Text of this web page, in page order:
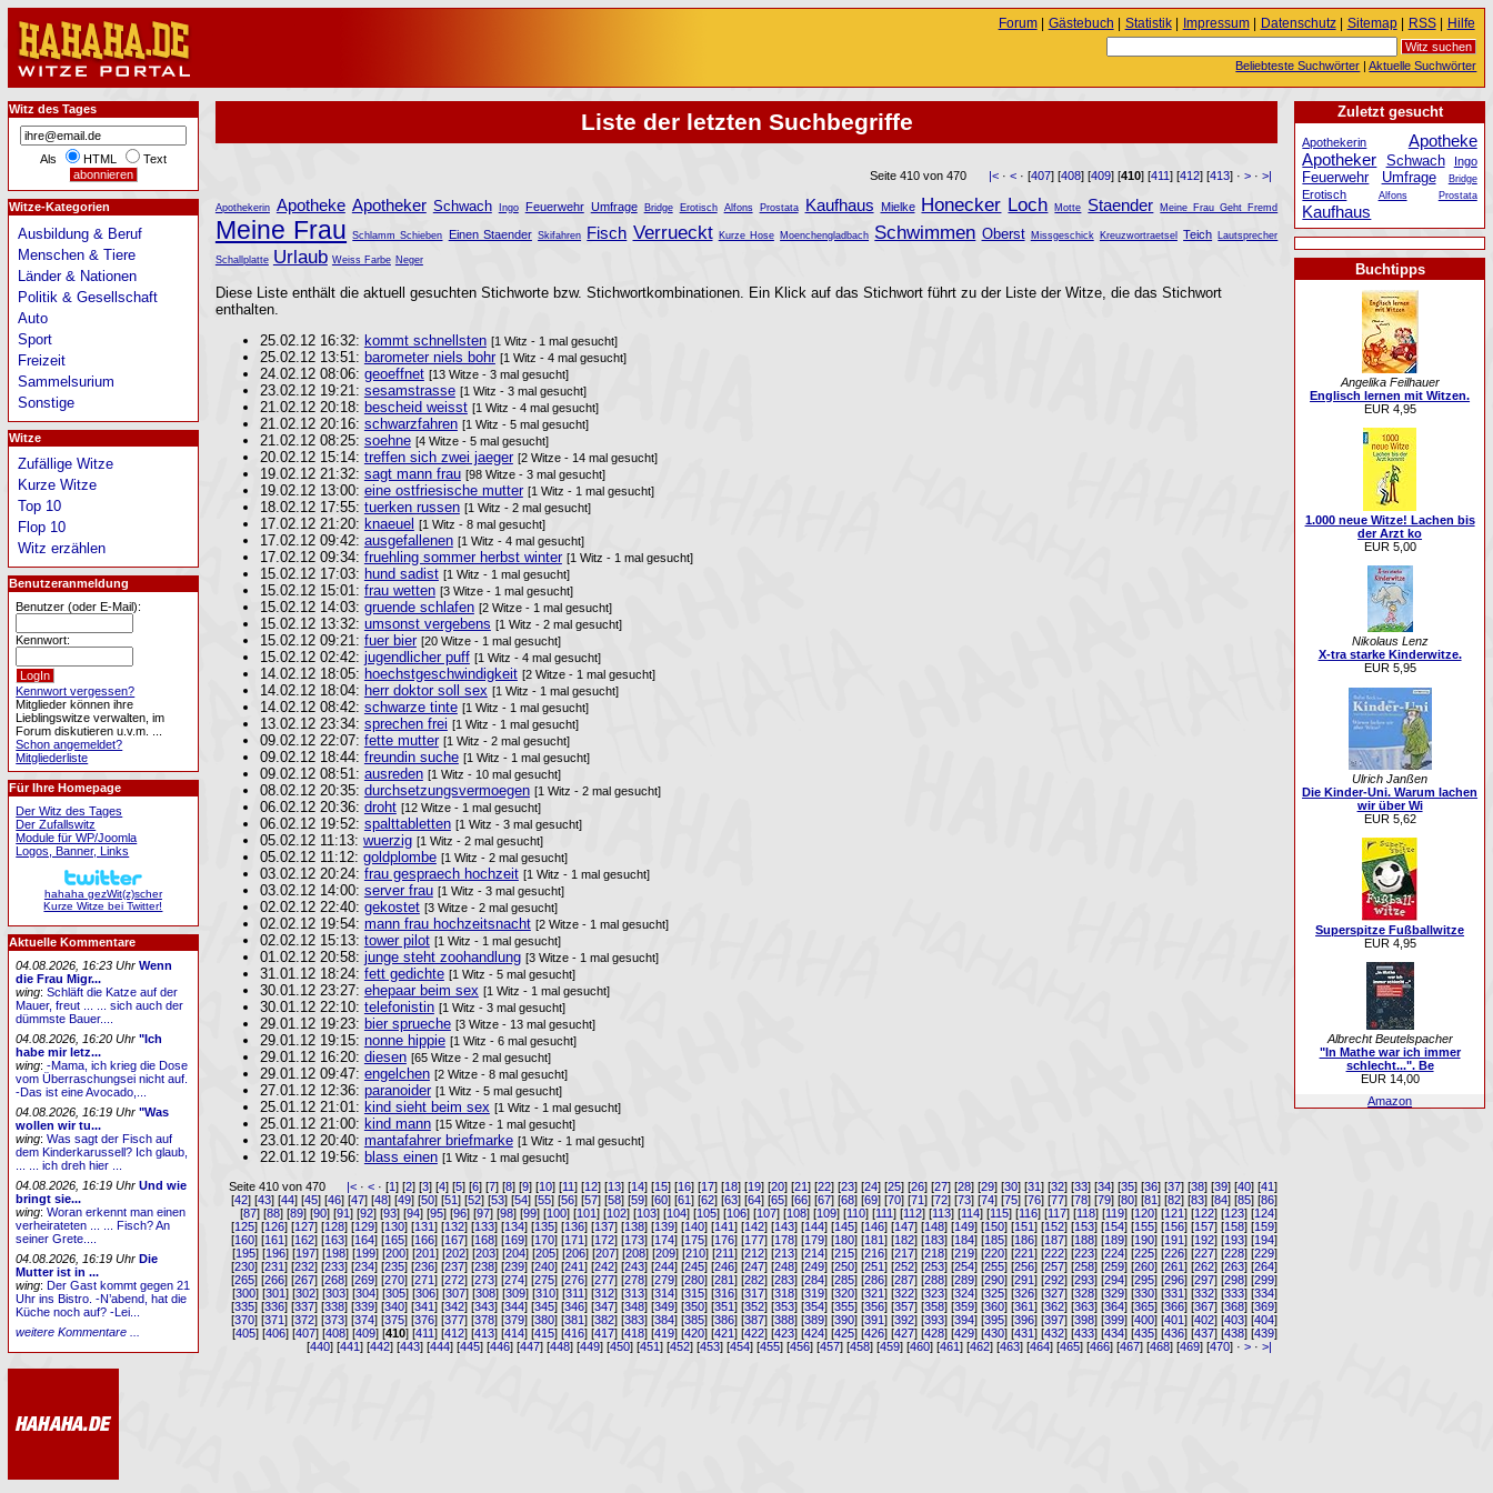
Liste der letzten Suchbegriffe
Seite 410 von 470 |<· <· [407] [408] [409] [410] [411] [412] [413] · >· >|
Apothekerin Apotheke Apotheker Schwach Ingo Feuerwehr Umfrage Bridge Erotisch Alfons Prostata Kaufhaus Mielke Honecker Loch Motte Staender Meine Frau Geht Fremd
Meine Frau Schlamm Schieben Einen Staender Skifahren Fisch Verrueckt Kurze Hose Moenchengladbach Schwimmen Oberst Missgeschick Kreuzwortraetsel Teich Lautsprecher
Schallplatte Urlaub Weiss Farbe Neger
Diese Liste enthält die aktuell gesuchten Stichworte bzw. Stichwortkombinationen. Ein Klick auf das Stichwort führt zu der Liste der Witze, die das Stichwort
enthalten.
25.02.12 16:32: kommt schnellsten [1 Witz - 1 mal gesucht]
25.02.12 13:51: barometer niels bohr [1 Witz - 4 mal gesucht]
24.02.12 08:06: geoeffnet [13 Witze - 3 mal gesucht]
23.02.12 19:21: sesamstrasse [1 Witz - 3 mal gesucht]
21.02.12 20:18: bescheid weisst [1 Witz - 4 mal gesucht]
21.02.12 20:16: schwarzfahren [1 Witz - 5 mal gesucht]
21.02.12 08:25: soehne [4 Witze - 5 mal gesucht]
20.02.12 15:14: treffen sich zwei jaeger [2 Witze - 14 mal gesucht]
19.02.12 21:32: sagt mann frau [98 Witze - 3 mal gesucht]
19.02.12 13:00: eine ostfriesische mutter [1 Witz - 1 mal gesucht]
18.02.12 17:55: tuerken russen [1 Witz - 2 mal gesucht]
17.02.12 21:20: knaeuel [1 Witz - 8 mal gesucht]
17.02.12 09:42: ausgefallenen [1 Witz - 4 mal gesucht]
17.02.12 09:34: fruehling sommer herbst winter [1 Witz - 1 mal gesucht]
15.02.12 17:03: hund sadist [1 Witz - 1 mal gesucht]
15.02.12 15:01: frau wetten [3 Witze - 1 mal gesucht]
15.02.12 14:03: gruende schlafen [2 Witze - 1 mal gesucht]
15.02.12 13:32: umsonst vergebens [1 Witz - 2 mal gesucht]
15.02.12 09:21: fuer bier [20 Witze - 1 mal gesucht]
15.02.12 02:42: jugendlicher puff [1 Witz - 4 mal gesucht]
14.02.12 18:05: hoechstgeschwindigkeit [2 Witze - 1 mal gesucht]
14.02.12 18:04: herr doktor soll sex [1 Witz - 1 mal gesucht]
14.02.12 08:42: schwarze tinte [1 Witz - 1 mal gesucht]
13.02.12 23:34: sprechen frei [1 Witz - 1 mal gesucht]
09.02.12 22:07: fette mutter [1 Witz - 2 mal gesucht]
09.02.12 18:44: freundin suche [1 Witz - 1 mal gesucht]
09.02.12 08:51: ausreden [1 Witz - 10 mal gesucht]
08.02.12 20:35: durchsetzungsvermoegen [1 Witz - 2 mal gesucht]
06.02.12 20:36: droht [12 Witze - 1 mal gesucht]
06.02.12 19:52: spalttabletten [1 Witz - 3 mal gesucht]
05.02.12 11:13: wuerzig [1 Witz - 2 mal gesucht]
05.02.12 11:12: goldplombe [1 Witz - 2 mal gesucht]
03.02.12 20:24: frau gespraech hochzeit [1 Witz - 1 mal gesucht]
03.02.12 14:00: server frau [1 Witz - 3 mal gesucht]
02.02.12 22:40: gekostet [3 Witze - 2 mal gesucht]
02.02.12 19:54: mann frau hochzeitsnacht [2 Witze - 1 mal gesucht]
02.02.12 15:13: tower pilot [1 Witz - 1 mal gesucht]
01.02.12 20:58: junge steht zoohandlung [3 Witze - 1 mal gesucht]
31.01.12 18:24: fett gedichte [1 Witz - 5 mal gesucht]
30.01.12 23:27: ehepaar beim sex [1 Witz - 1 mal gesucht]
30.01.12 22:10: telefonistin [1 Witz - 3 mal gesucht]
29.01.12 19:23: bier sprueche [3 Witze - 13 mal gesucht]
29.01.12 19:15: nonne hippie [1 Witz - 6 mal gesucht]
29.01.12 16:20: diesen [65 Witze - 2 mal gesucht]
29.01.12 09:47: engelchen [2 Witze - 8 mal gesucht]
27.01.12 12:36: paranoider [1 Witz - 5 mal gesucht]
25.01.12 21:01: kind sieht beim sex [1 Witz - 1 mal gesucht]
25.01.12 21:00: kind mann [15 Witze - 1 mal gesucht]
23.01.12 20:40: mantafahrer briefmarke [1 Witz - 1 mal gesucht]
22.01.12 19:56: blass einen [1 Witz - 1 mal gesucht]
Seite 410 von 470 |< ·< · [1] [2] [3] [4] [5] [6] [7] [8] [9] [10] [11] [12] [13] [14] [15] [16] [17] [18] [19] [20] [21] [22] [23] [24] [25] [26] [27] [28] [29] [30] [31] [32] [33] [34] [35] [36] [37] [38] [39] [40] [41]
[42] [43] [44] [45] [46] [47] [48] [49] [50] [51] [52] [53] [54] [55] [56] [57] [58] [59] [60] [61] [62] [63] [64] [65] [66] [67] [68] [69] [70] [71] [72] [73] [74] [75] [76] [77] [78] [79] [80] [81] [82] [83] [84] [85] [86]
[87] [88] [89] [90] [91] [92] [93] [94] [95] [96] [97] [98] [99] [100] [101] [102] [103] [104] [105] [106] [107] [108] [109] [110] [111] [112] [113] [114] [115] [116] [117] [118] [119] [120] [121] [122] [123] [124]
[125] [126] [127] [128] [129] [130] [131] [132] [133] [134] [135] [136] [137] [138] [139] [140] [141] [142] [143] [144] [145] [146] [147] [148] [149] [150] [151] [152] [153] [154] [155] [156] [157] [158] [159]
[160] [161] [162] [163] [164] [165] [166] [167] [168] [169] [170] [171] [172] [173] [174] [175] [176] [177] [178] [179] [180] [181] [182] [183] [184] [185] [186] [187] [188] [189] [190] [191] [192] [193] [194]
[195] [196] [197] [198] [199] [200] [201] [202] [203] [204] [205] [206] [207] [208] [209] [210] [211] [212] [213] [214] [215] [216] [217] [218] [219] [220] [221] [222] [223] [224] [225] [226] [227] [228] [229]
[230] [231] [232] [233] [234] [235] [236] [237] [238] [239] [240] [241] [242] [243] [244] [245] [246] [247] [248] [249] [250] [251] [252] [253] [254] [255] [256] [257] [258] [259] [260] [261] [262] [263] [264]
[265] [266] [267] [268] [269] [270] [271] [272] [273] [274] [275] [276] [277] [278] [279] [280] [281] [282] [283] [284] [285] [286] [287] [288] [289] [290] [291] [292] [293] [294] [295] [296] [297] [298] [299]
[300] [301] [302] [303] [304] [305] [306] [307] [308] [309] [310] [311] [312] [313] [314] [315] [316] [317] [318] [319] [320] [321] [322] [323] [324] [325] [326] [327] [328] [329] [330] [331] [332] [333] [334]
[335] [336] [337] [338] [339] [340] [341] [342] [343] [344] [345] [346] [347] [348] [349] [350] [351] [352] [353] [354] [355] [356] [357] [358] [359] [360] [361] [362] [363] [364] [365] [366] [367] [368] [369]
[370] [371] [372] [373] [374] [375] [376] [377] [378] [379] [380] [381] [382] [383] [384] [385] [386] [387] [388] [389] [390] [391] [392] [393] [394] [395] [396] [397] [398] [399] [400] [401] [402] [403] [404]
[405] [406] [407] [408] [409] [410] [411] [412] [413] [414] [415] [416] [417] [418] [419] [420] [421] [422] [423] [424] [425] [426] [427] [428] [429] [430] [431] [432] [433] [434] [435] [436] [437] [438] [439]
[440] [441 ] [442] [443] [444] [445] [446] [447] [448] [449] [450] [451 ] [452] [453] [454] [455] [456] [457] [458] [459] [460] [461 ] [462] [463] [464] [465] [466] [467] [468] [469] [470] · >· >|
Witz des Tages
Als HTML Text
Witze-Kategorien
Ausbildung & Beruf
Menschen & Tiere
Länder & Nationen
Politik & Gesellschaft
Auto
Sport
Freizeit
Sammelsurium
Sonstige
Witze
Zufällige Witze
Kurze Witze
Top 10
Flop 10
Witz erzählen
Benutzeranmeldung
Benutzer (oder E-Mail):
Kennwort:
Kennwort vergessen?
Mitglieder können ihre
Lieblingswitze verwalten, im
Forum diskutieren u.v.m. ...
Schon angemeldet?
Mitgliederliste
Für Ihre Homepage
Der Witz des Tages
Der Zufallswitz
Module für WP/Joomla
Logos, Banner, Links
hahaha gezWit(z)scher
Kurze Witze bei Twitter!
Aktuelle Kommentare
04.08.2026, 16:23 Uhr Wenn
die Frau Migr...
wing:Schläft die Katze auf der
Mauer, freut ... ... sich auch der
dümmste Bauer....
04.08.2026, 16:20 Uhr "Ich
habe mir letz...
wing:-Mama, ich krieg die Dose
vom Überraschungsei nicht auf.
-Das ist eine Avocado,...
04.08.2026, 16:19 Uhr "Was
wollen wir tu...
wing:Was sagt der Fisch auf
dem Kinderkarussell? Ich glaub,
... ... ich dreh hier ...
04.08.2026, 16:19 Uhr Und wie
bringt sie...
wing:Woran erkennt man einen
verheirateten ... ... Fisch? An
seiner Grete....
04.08.2026, 16:19 Uhr Die
Mutter ist in ...
wing:Der Gast kommt gegen 21
Uhr ins Bistro. -N’abend, hat die
Küche noch auf? -Lei...
weitere Kommentare ...
Forum| Gästebuch | Statistik| Impressum| Datenschutz| Sitemap| RSS| Hilfe
Beliebteste Suchwörter |Aktuelle Suchwörter
Zuletzt gesucht
Apothekerin
Apotheke
Apotheker Schwach Ingo
Feuerwehr Umfrage Bridge
Erotisch Alfons Prostata
Kaufhaus
Buchtipps
Angelika Feilhauer
Englisch lernen mit Witzen.
EUR 4,95
1.000 neue Witze! Lachen bis
der Arzt ko
EUR 5,00
Nikolaus Lenz
X-tra starke Kinderwitze.
EUR 5,95
Ulrich Janßen
Die Kinder-Uni. Warum lachen
wir über Wi
EUR 5,62
Superspitze Fußballwitze
EUR 4,95
Albrecht Beutelspacher
"In Mathe war ich immer
schlecht...". Be
EUR 14,00
Amazon